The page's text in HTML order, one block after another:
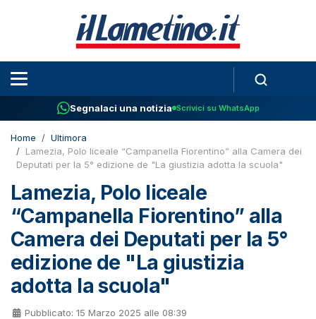
Segnalaci una notizia Scrivici su WhatsApp
Home
Ultimora
Lamezia, Polo liceale “Campanella Fiorentino” alla Camera dei
Deputati per la 5° edizione de "La giustizia adotta la scuola"
Lamezia, Polo liceale
“Campanella Fiorentino” alla
Camera dei Deputati per la 5°
edizione de "La giustizia
adotta la scuola"
Pubblicato: 15 Marzo 2025 alle 08:39